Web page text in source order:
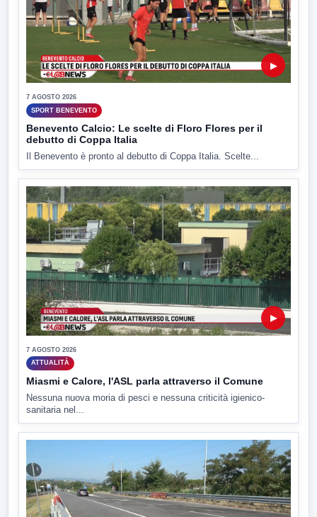
▶
7 AGOSTO 2026
SPORT BENEVENTO
Benevento Calcio: Le scelte di Floro Flores per il
debutto di Coppa Italia
Il Benevento è pronto al debutto di Coppa Italia. Scelte...
▶
7 AGOSTO 2026
ATTUALITÀ
Miasmi e Calore, l'ASL parla attraverso il Comune
Nessuna nuova moria di pesci e nessuna criticità igienico-
sanitaria nel...